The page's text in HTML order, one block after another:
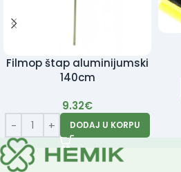
Filmop štap aluminijumski
140cm
9.32€
DODAJ U KORPU